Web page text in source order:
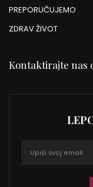
PREPORUČUJEMO
ZDRAV ŽIVOT
Kontaktirajte nas